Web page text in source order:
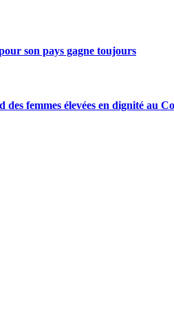
son pays gagne toujours
femmes élevées en dignité